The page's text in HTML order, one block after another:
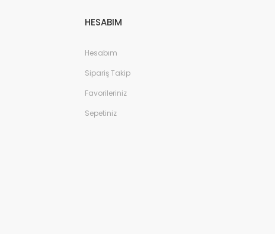
HESABIM
Hesabım
Sipariş Takip
Favorileriniz
Sepetiniz